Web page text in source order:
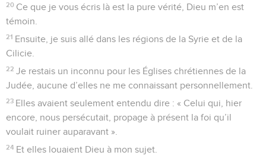
20 Ce que je vous écris là est la pure vérité, Dieu m’en est
témoin.
21 Ensuite, je suis allé dans les régions de la Syrie et de la
Cilicie.
22 Je restais un inconnu pour les Églises chrétiennes de la
Judée, aucune d’elles ne me connaissant personnellement.
23 Elles avaient seulement entendu dire : « Celui qui, hier
encore, nous persécutait, propage à présent la foi qu’il
voulait ruiner auparavant ».
24 Et elles louaient Dieu à mon sujet.